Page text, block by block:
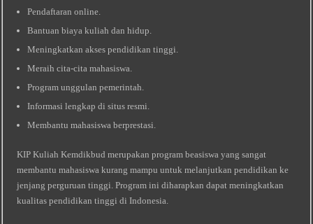
Pendaftaran online.
Bantuan biaya kuliah dan hidup.
Meningkatkan akses pendidikan tinggi.
Meraih cita-cita mahasiswa.
Program unggulan pemerintah.
Informasi lengkap di situs resmi.
Membantu mahasiswa berprestasi.
KIP Kuliah Kemdikbud merupakan program beasiswa yang sangat
membantu mahasiswa kurang mampu untuk melanjutkan pendidikan ke
jenjang perguruan tinggi. Program ini diharapkan dapat meningkatkan
kualitas pendidikan tinggi di Indonesia.